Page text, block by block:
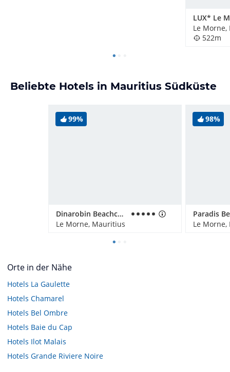
LUX* Le
Le
522m
Beliebte Hotels in Mauritius Südküste
99%
Dinarobin Beachcomber Golf Resort & Spa
Le Morne, Mauritius
98%
Le
Orte in der Nähe
Hotels La Gaulette
Hotels Chamarel
Hotels Bel Ombre
Hotels Baie du Cap
Hotels Ilot Malais
Hotels Grande Riviere Noire